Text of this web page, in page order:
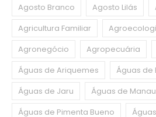
Agosto Branco
Agosto Lilás
Agricultura Familiar
Agronegócio
Agropecuária
Águas de Ariquemes
Águas de
Águas de Jaru
Águas de
Águas de Pimenta Bueno